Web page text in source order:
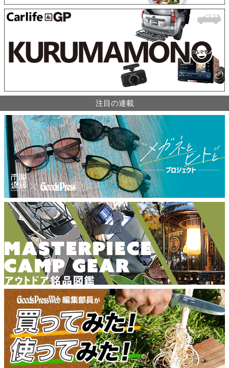
注目の連載